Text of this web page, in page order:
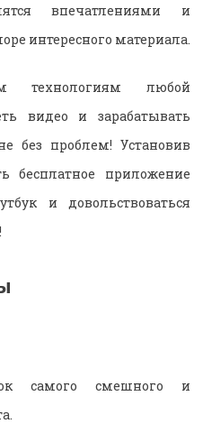
впечатлениями и
интересного материала.
технологиям любой
видео и зарабатывать
без проблем! Установив
бесплатное приложение
и довольствоваться
самого смешного и